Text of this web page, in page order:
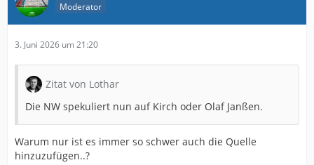
Moderator
3. Juni 2026 um 21:20
Zitat von Lothar
Die NW spekuliert nun auf Kirch oder Olaf Janßen.
Warum nur ist es immer so schwer auch die Quelle
hinzuzufügen..?